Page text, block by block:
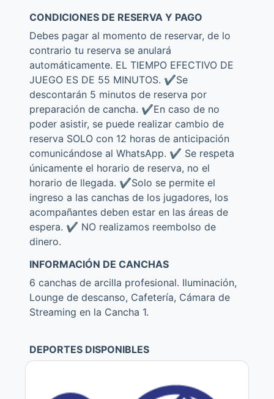
CONDICIONES DE RESERVA Y PAGO
Debes pagar al momento de reservar, de lo
contrario tu reserva se anulará
automáticamente. EL TIEMPO EFECTIVO DE
JUEGO ES DE 55 MINUTOS. ✔️Se
descontarán 5 minutos de reserva por
preparación de cancha. ✔️En caso de no
poder asistir, se puede realizar cambio de
reserva SOLO con 12 horas de anticipación
comunicándose al WhatsApp. ✔️ Se respeta
únicamente el horario de reserva, no el
horario de llegada. ✔️Solo se permite el
ingreso a las canchas de los jugadores, los
acompañantes deben estar en las áreas de
espera. ✔️ NO realizamos reembolso de
dinero.
INFORMACIÓN DE CANCHAS
6 canchas de arcilla profesional. Iluminación,
Lounge de descanso, Cafetería, Cámara de
Streaming en la Cancha 1.
DEPORTES DISPONIBLES